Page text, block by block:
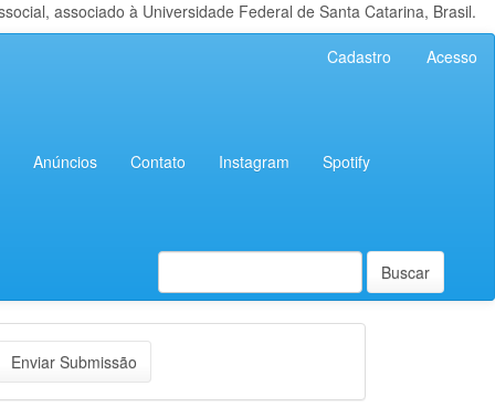
associado à Universidade Federal de Santa Catarina, Brasil.
Cadastro Acesso
Anúncios Contato Instagram Spotify
Buscar
Enviar Submissão